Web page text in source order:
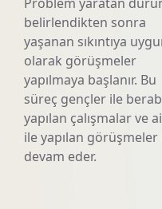
belirlendikten sonra
yaşanan sıkıntıya
olarak görüşmeler
yapılmaya başlanır. Bu
süreç gençler ile
yapılan çalışmalar ve
ile yapılan görüşmeler
devam eder.